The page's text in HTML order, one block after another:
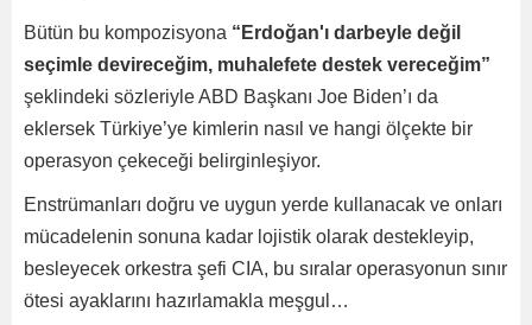
Bütün bu kompozisyona “Erdoğan'ı darbeyle değil
seçimle devireceğim, muhalefete destek vereceğim”
şeklindeki sözleriyle ABD Başkanı Joe Biden’ı da
eklersek Türkiye’ye kimlerin nasıl ve hangi ölçekte bir
operasyon çekeceği belirginleşiyor.
Enstrümanları doğru ve uygun yerde kullanacak ve onları
mücadelenin sonuna kadar lojistik olarak destekleyip,
besleyecek orkestra şefi CIA, bu sıralar operasyonun sınır
ötesi ayaklarını hazırlamakla meşgul…